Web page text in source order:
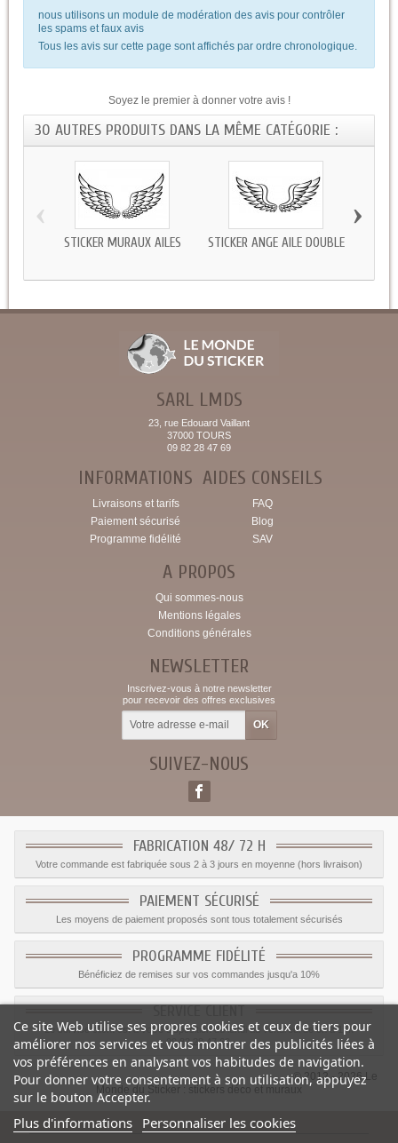
nous utilisons un module de modération des avis pour contrôler
les spams et faux avis
Tous les avis sur cette page sont affichés par ordre chronologique.
Soyez le premier à donner votre avis !
30 AUTRES PRODUITS DANS LA MÊME CATÉGORIE :
STICKER MURAUX AILES STICKER ANGE AILE DOUBLE
‹ ›
SARL LMDS
23, rue Edouard Vaillant
37000 TOURS
09 82 28 47 69
INFORMATIONS
Livraisons et tarifs
Paiement sécurisé
Programme fidélité
AIDES CONSEILS
FAQ
Blog
SAV
A PROPOS
Qui sommes-nous
Mentions légales
Conditions générales
NEWSLETTER
Inscrivez-vous à notre newsletter
pour recevoir des offres exclusives
SUIVEZ-NOUS
FABRICATION 48/ 72 H
Votre commande est fabriquée sous 2 à 3 jours en moyenne (hors livraison)
PAIEMENT SÉCURISÉ
Les moyens de paiement proposés sont tous totalement sécurisés
PROGRAMME FIDÉLITÉ
Bénéficiez de remises sur vos commandes jusqu'a 10%
Le service client est a votre disposition du lundi au vendredi de 8h à 17h
09.82.28.47.69.
© 2012 - 2026 Le
Monde du Sticker :
stickers déco et muraux
Ce site Web utilise ses propres cookies et ceux de tiers pour
améliorer nos services et vous montrer des publicités liées à
vos préférences en analysant vos habitudes de navigation.
Pour donner votre consentement à son utilisation, appuyez
sur le bouton Accepter.
Plus d'informations Personnaliser les cookies